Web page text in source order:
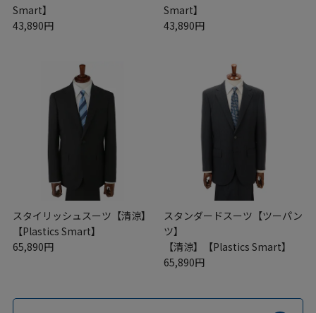
Smart】
43,890円
Smart】
43,890円
スタイリッシュスーツ【清涼】
【Plastics Smart】
65,890円
スタンダードスーツ【ツーパン
ツ】
【清涼】【Plastics Smart】
65,890円